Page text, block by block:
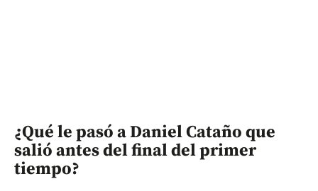
¿Qué le pasó a Daniel Cataño que
salió antes del final del primer
tiempo?